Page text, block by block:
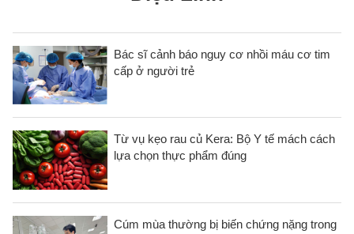
Bác sĩ cảnh báo nguy cơ nhồi máu cơ tim
cấp ở người trẻ
Từ vụ kẹo rau củ Kera: Bộ Y tế mách cách
lựa chọn thực phẩm đúng
Cúm mùa thường bị biến chứng nặng trong